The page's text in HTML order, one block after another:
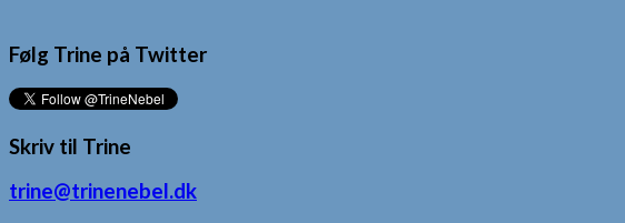
Følg Trine på Twitter
Skriv til Trine
trine@trinenebel.dk